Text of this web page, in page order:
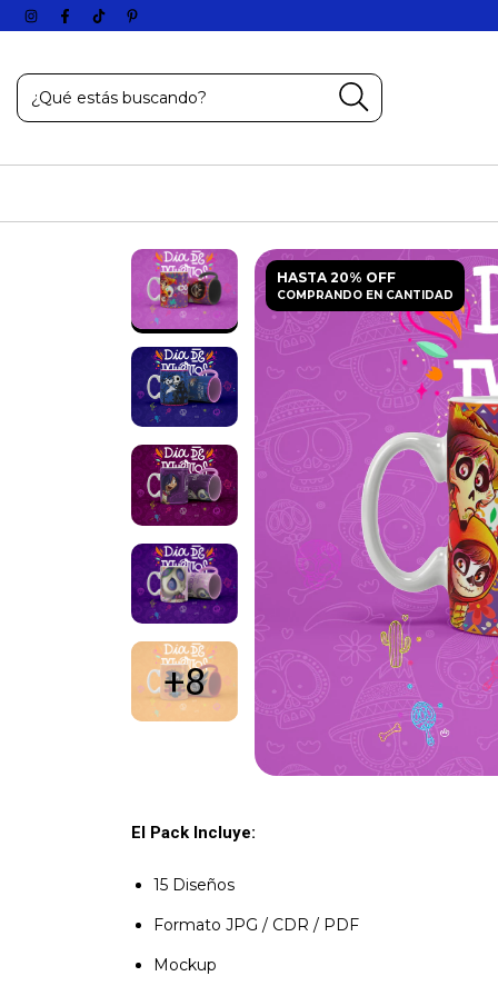
+8
HASTA 20% OFF
COMPRANDO EN CANTIDAD
El Pack Incluye:
15 Diseños
Formato JPG / CDR / PDF
Mockup